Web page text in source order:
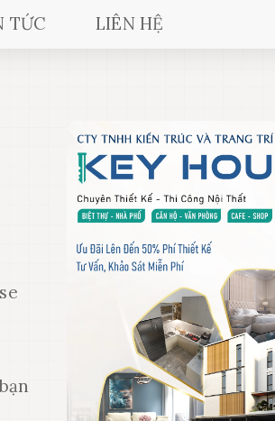
TỨC LIÊN HỆ